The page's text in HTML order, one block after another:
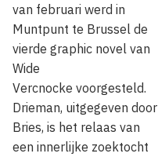
van februari werd in
Muntpunt te Brussel de
vierde graphic novel van
Wide
Vercnocke voorgesteld.
Drieman, uitgegeven door
Bries, is het relaas van
een innerlijke zoektocht